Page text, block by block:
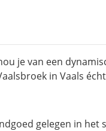
je van een
in Vaals
gelegen in het